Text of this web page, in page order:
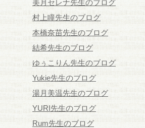
美月セレナ先生のブログ
村上瞳先生のブログ
本橋奈苗先生のブログ
結希先生のブログ
ゆぅこりん先生のブログ
Yukie先生のブログ
湯月美温先生のブログ
YURI先生のブログ
Rum先生のブログ